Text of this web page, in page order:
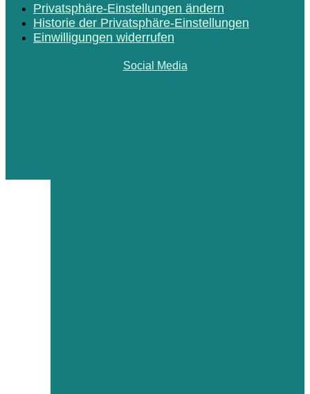
Privatsphäre-Einstellungen ändern
Historie der Privatsphäre-Einstellungen
Einwilligungen widerrufen
Social Media